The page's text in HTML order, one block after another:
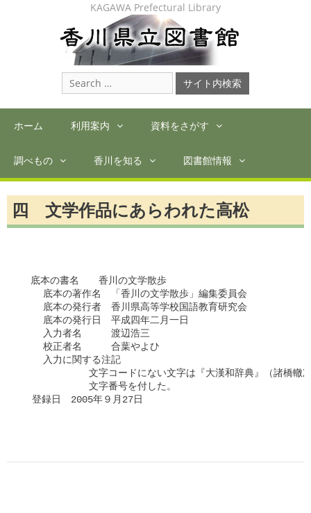
KAGAWA Prefectural Library
Search
for:
ホーム 利用案内 資料をさがす
調べもの 香川を知る 図書館情報
四 文学作品にあらわれた高松
底本の書名　　香川の文学散歩
    底本の著作名　「香川の文学散歩」編集委員会
    底本の発行者　香川県高等学校国語教育研究会
    底本の発行日　平成四年二月一日
    入力者名　　　渡辺浩三
    校正者名　　　合葉やよひ
    入力に関する注記
文字コードにない文字は『大漢和辞典』（諸橋轍次著
文字番号を付した。
  登録日　2005年９月27日